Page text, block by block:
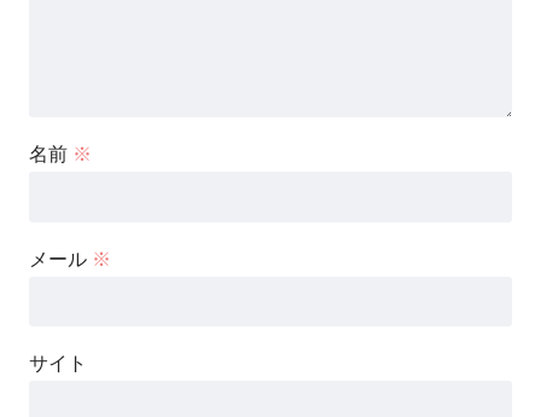
名前 ※
メール ※
サイト